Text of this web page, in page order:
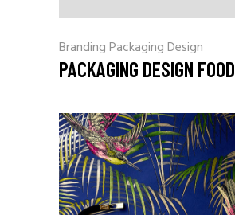
BrandingPackaging Design
PACKAGING DESIGN FOOD